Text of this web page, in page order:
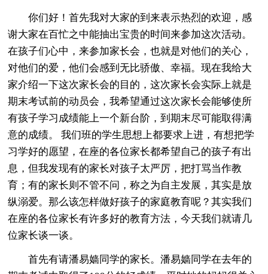
你们好！首先我对大家的到来表示热烈的欢迎，感
谢大家在百忙之中能抽出宝贵的时间来参加这次活动。
在孩子们心中，来参加家长会，也就是对他们的关心，
对他们的爱，他们会感到无比骄傲、幸福。现在我给大
家介绍一下这次家长会的目的，这次家长会实际上就是
期末考试前的动员会，我希望通过这次家长会能够使所
有孩子学习成绩能上一个新台阶，到期末尽可能取得满
意的成绩。 我们班的学生思想上都要求上进，有想把学
习学好的愿望，在座的各位家长都希望自己的孩子有出
息，但我发现有的家长对孩子太严厉，把打骂当作教
育；有的家长则不管不问，称之为自主发展，其实是放
纵溺爱。那么该怎样做好孩子的家庭教育呢？其实我们
在座的各位家长有许多好的教育方法，今天我们就请几
位家长谈一谈。
首先有请潘易嫱同学的家长。潘易嫱同学在去年的